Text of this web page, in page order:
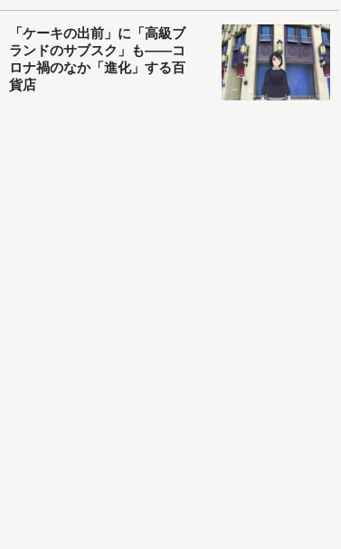
「ケーキの出前」に「高級ブ
ランドのサブスク」も――コ
ロナ禍のなか「進化」する百
貨店